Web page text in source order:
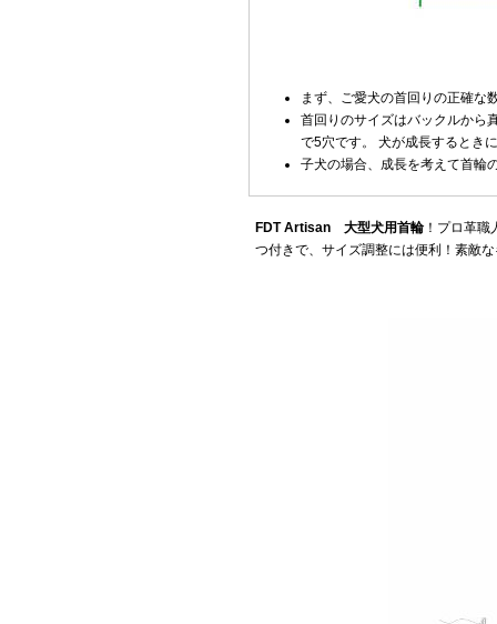
まず、ご愛犬の首回りの正確な
首回りのサイズはバックルから
で5穴です。 犬が成長するとき
子犬の場合、成長を考えて首輪
FDT Artisan 大型犬用首輪！プロ革職
つ付きで、サイズ調整には便利！素敵